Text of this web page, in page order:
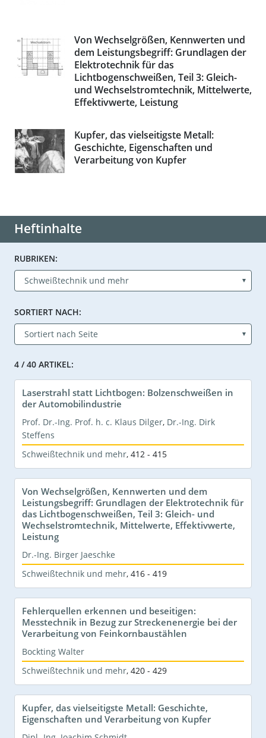
Von Wechselgrößen, Kennwerten und
dem Leistungsbegriff: Grundlagen der
Elektrotechnik für das
Lichtbogenschweißen, Teil 3: Gleich-
und Wechselstromtechnik, Mittelwerte,
Effektivwerte, Leistung
Kupfer, das vielseitigste Metall:
Geschichte, Eigenschaften und
Verarbeitung von Kupfer
Heftinhalte
RUBRIKEN:
SORTIERT NACH:
4 / 40 ARTIKEL:
Laserstrahl statt Lichtbogen: Bolzenschweißen in
der Automobilindustrie
Prof. Dr.-Ing. Prof. h. c. Klaus Dilger, Dr.-Ing. Dirk
Steffens
Schweißtechnik und mehr, 412 - 415
Von Wechselgrößen, Kennwerten und dem
Leistungsbegriff: Grundlagen der Elektrotechnik für
das Lichtbogenschweißen, Teil 3: Gleich- und
Wechselstromtechnik, Mittelwerte, Effektivwerte,
Leistung
Dr.-Ing. Birger Jaeschke
Schweißtechnik und mehr, 416 - 419
Fehlerquellen erkennen und beseitigen:
Messtechnik in Bezug zur Streckenenergie bei der
Verarbeitung von Feinkornbaustählen
Bockting Walter
Schweißtechnik und mehr, 420 - 429
Kupfer, das vielseitigste Metall: Geschichte,
Eigenschaften und Verarbeitung von Kupfer